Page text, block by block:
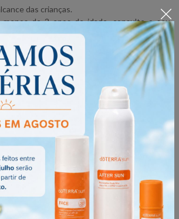
das crianças.
menos de 2 anos de idade, consulte o seu
PARTILHAR
dos Produtos